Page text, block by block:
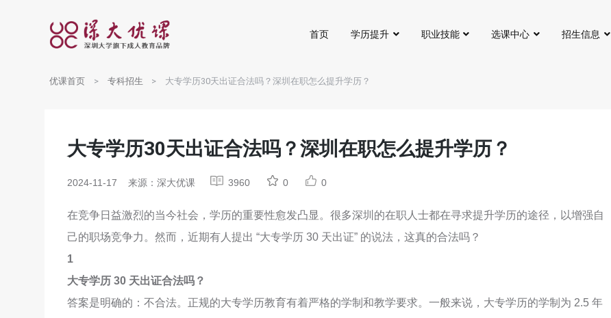
首页 学历提升 职业技能 选课中心 招生信息
优课首页 专科招生 大专学历30天出证合法吗？深圳在职怎么提升学历？
大专学历30天出证合法吗？深圳在职怎么提升学历？
2024-11-17 来源：深大优课 3960 0 0
在竞争日益激烈的当今社会，学历的重要性愈发凸显。很多深圳的在职人士都在寻求提升学历的途径，以增强自
己的职场竞争力。然而，近期有人提出 “大专学历 30 天出证” 的说法，这真的合法吗？
1
大专学历 30 天出证合法吗？
答案是明确的：不合法。正规的大专学历教育有着严格的学制和教学要求。一般来说，大专学历的学制为 2.5 年